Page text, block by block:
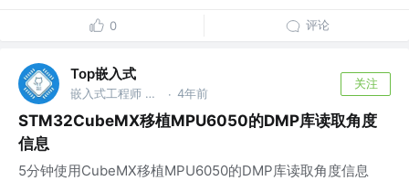
0 评论
Top嵌入式
嵌入式工程师 @华为 · 4年前
关注
STM32CubeMX移植MPU6050的DMP库读取角度
信息
5分钟使用CubeMX移植MPU6050的DMP库读取角度信息